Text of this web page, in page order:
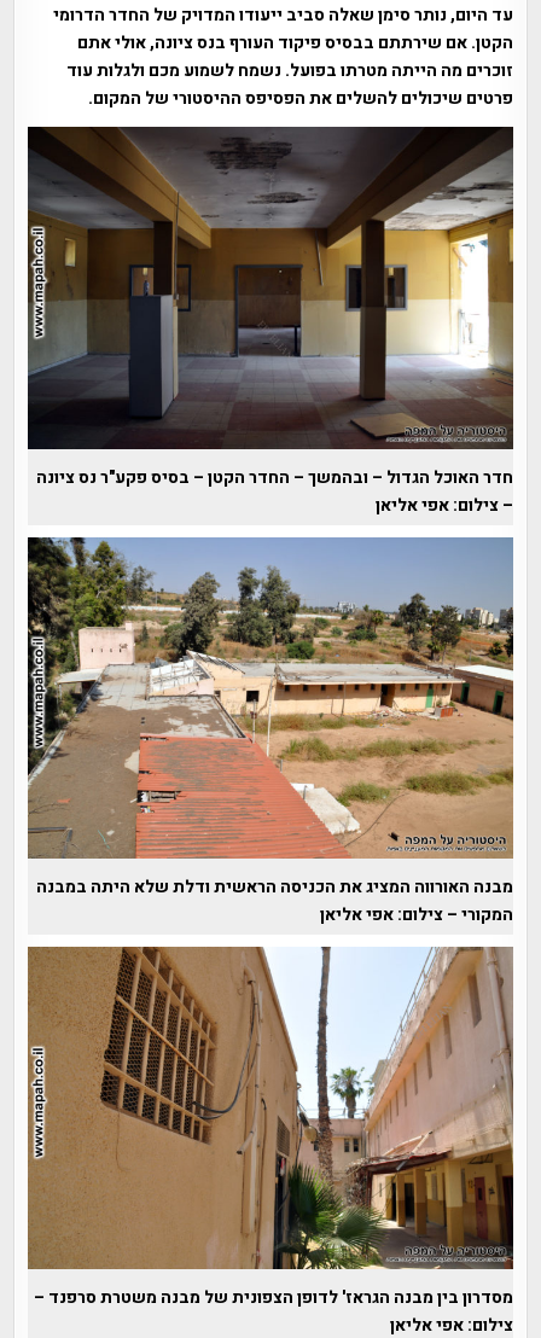
עד היום, נותר סימן שאלה סביב ייעודו המדויק של החדר הדרומי
הקטן. אם שירתתם בבסיס פיקוד העורף בנס ציונה, אולי אתם
זוכרים מה הייתה מטרתו בפועל. נשמח לשמוע מכם ולגלות עוד
פרטים שיכולים להשלים את הפסיפס ההיסטורי של המקום.
חדר האוכל הגדול – ובהמשך – החדר הקטן – בסיס פקע"ר נס ציונה
– צילום: אפי אליאן
מבנה האורווה המציג את הכניסה הראשית ודלת שלא היתה במבנה
המקורי – צילום: אפי אליאן
מסדרון בין מבנה הגראז' לדופן הצפונית של מבנה משטרת סרפנד –
צילום: אפי אליאן